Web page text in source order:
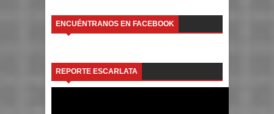
ENCUÉNTRANOS EN FACEBOOK
REPORTE ESCARLATA